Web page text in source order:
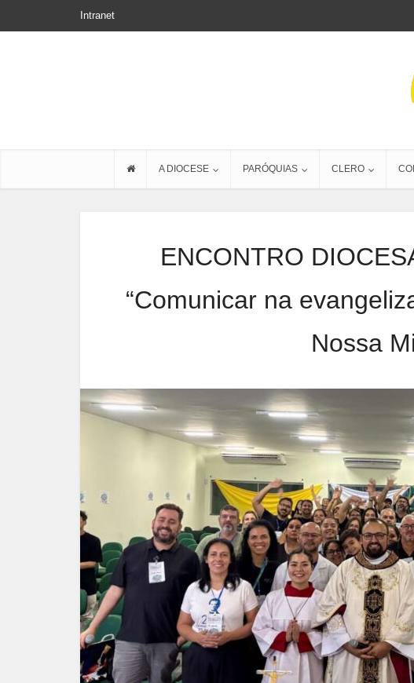
Intranet
A DIOCESE PARÓQUIAS CLERO
ENCONTRO
“Comunicar na
Nossa